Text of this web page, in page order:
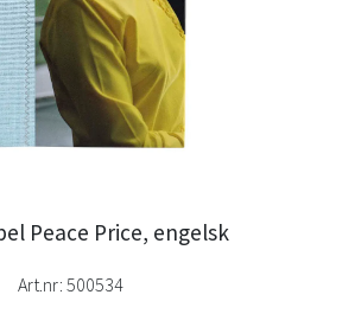
Peace Price, engelsk
Art.nr: 500534